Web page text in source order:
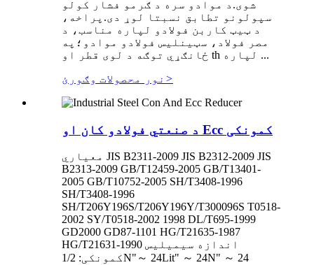
شوی.د موادو سره د ګرمو فشار کولو
سپولونو تطابق نسبتا لوړ دی.پراخه،
د ټیټ کاربن فولادو لپاره مناسب، د
مصر فولاد، سټینلیس فولادو موادو؛په
ځانګړي توګه د لوی قطر او th لپاره ...
نور محصولات وګورئ >
د صنعتي فولادو کان او Ecc کمونکی
معیاري JIS B2311-2009 JIS B2312-2009 JIS
B2313-2009 GB/T12459-2005 GB/T13401-
2005 GB/T10752-2005 SH/T3408-1996
SH/T3408-1996
SH/T206Y196S/T206Y196Y/T300096S T0518-
2002 SY/T0518-2002 1998 DL/T695-1999
GD2000 GD87-1101 HG/T21635-1987
HG/T21631-1990 اندازه سیمیلیس
کمونکی: 1/2N"～ 24Lit" ～ 24N" ～ 24